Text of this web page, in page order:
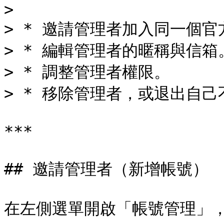
>
> * 邀請管理者加入同一個官
> * 編輯管理者的暱稱與信箱
> * 調整管理者權限。
> * 移除管理者，或退出自己
***
## 邀請管理者（新增帳號）
在左側選單開啟「帳號管理」